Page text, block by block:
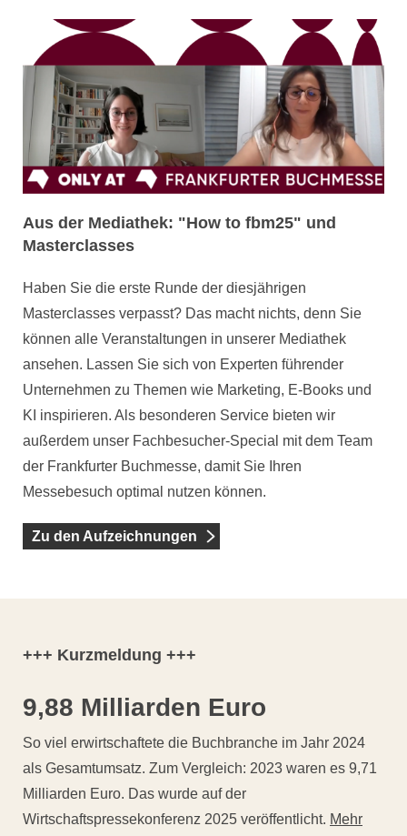
Aus der Mediathek: "How to fbm25" und
Masterclasses
Haben Sie die erste Runde der diesjährigen
Masterclasses verpasst? Das macht nichts, denn Sie
können alle Veranstaltungen in unserer Mediathek
ansehen. Lassen Sie sich von Experten führender
Unternehmen zu Themen wie Marketing, E-Books und
KI inspirieren. Als besonderen Service bieten wir
außerdem unser Fachbesucher-Special mit dem Team
der Frankfurter Buchmesse, damit Sie Ihren
Messebesuch optimal nutzen können.
Zu den Aufzeichnungen
+++ Kurzmeldung +++
9,88 Milliarden Euro
So viel erwirtschaftete die Buchbranche im Jahr 2024
als Gesamtumsatz. Zum Vergleich: 2023 waren es 9,71
Milliarden Euro. Das wurde auf der
Wirtschaftspressekonferenz 2025 veröffentlicht. Mehr